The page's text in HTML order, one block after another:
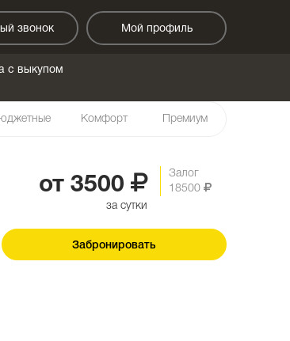
Мой профиль
звонок
с выкупом
Комфорт Премиум
от 3500
за сутки
Залог
18500
Забронировать